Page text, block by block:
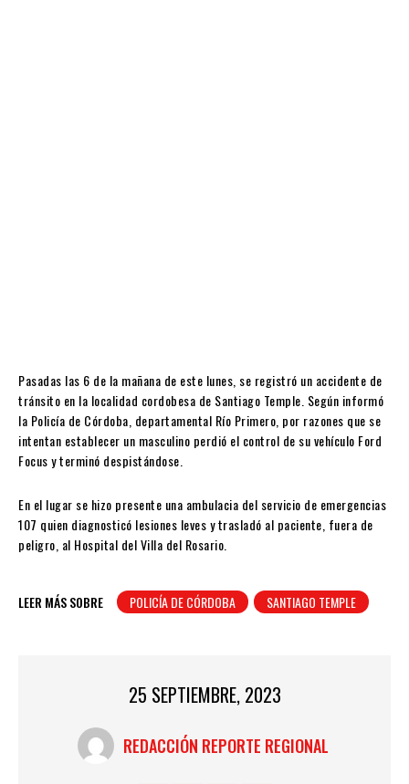
Pasadas las 6 de la mañana de este lunes, se registró un accidente de
tránsito en la localidad cordobesa de Santiago Temple. Según informó
la Policía de Córdoba, departamental Río Primero, por razones que se
intentan establecer un masculino perdió el control de su vehículo Ford
Focus y terminó despistándose.
En el lugar se hizo presente una ambulacia del servicio de emergencias
107 quien diagnosticó lesiones leves y trasladó al paciente, fuera de
peligro, al Hospital del Villa del Rosario.
LEER MÁS SOBRE POLICÍA DE CÓRDOBA SANTIAGO TEMPLE
25 SEPTIEMBRE, 2023
REDACCIÓN REPORTE REGIONAL